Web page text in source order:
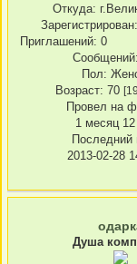
Откуда:
Зарегистрирован
Приглашений: 0
Сообщений:
Пол:
Возраст: 70
Провел на
1 месяц
Последний
2013-02-28
Душа